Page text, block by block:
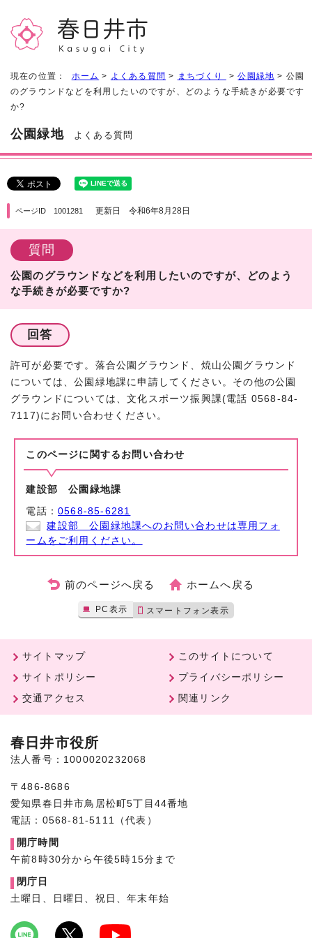
現在の位置： ホーム > よくある質問 > まちづくり >公園緑地 > 公園
のグラウンドなどを利用したいのですが、どのような手続きが必要です
か?
公園緑地よくある質問
ページID 1001281 更新日 令和6年8月28日
質問
公園のグラウンドなどを利用したいのですが、どのよう
な手続きが必要ですか?
回答
許可が必要です。落合公園グラウンド、焼山公園グラウンド
については、公園緑地課に申請してください。その他の公園
グラウンドについては、文化スポーツ振興課(電話 0568-84-
7117)にお問い合わせください。
このページに関する お問い合わせ
建設部 公園緑地課
電話：0568-85-6281
建設部 公園緑地課へのお問い合わせは専用フォ
ームをご利用ください。
前のページへ戻る ホームへ戻る
PC表示 スマートフォン表示
サイトマップ
このサイトについて
サイトポリシー
プライバシーポリシー
交通アクセス
関連リンク
春日井市役所
法人番号：1000020232068
〒486-8686
愛知県春日井市鳥居松町5丁目44番地
電話：0568-81-5111（代表）
開庁時間
午前8時30分から午後5時15分まで
閉庁日
土曜日、日曜日、祝日、年末年始